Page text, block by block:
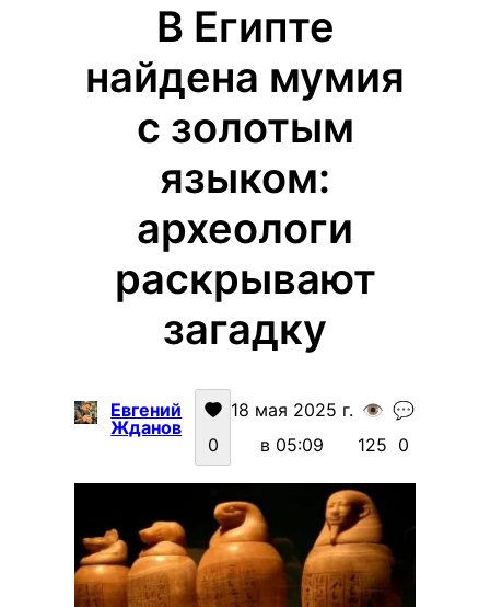
В Египте
найдена мумия
с золотым
языком:
археологи
раскрывают
загадку
Евгений
Жданов
0
18 мая 2025 г.
в 05:09
👁️
125
💬
0